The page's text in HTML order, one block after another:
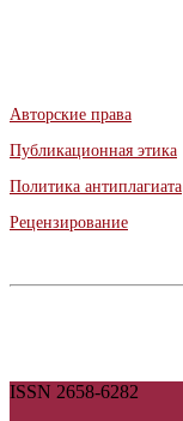
Авторские права
Публикационная этика
Политика антиплагиата
Рецензирование
ISSN 2658-6282